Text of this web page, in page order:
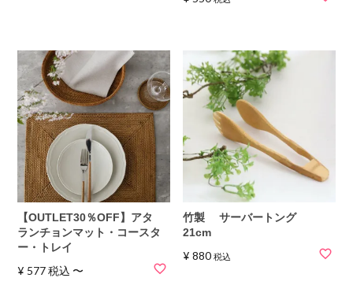
【OUTLET30％OFF】アタ
ランチョンマット・コースタ
ー・トレイ
¥ 577 税込 〜
竹製 サーバートング
21cm
¥ 880 税込